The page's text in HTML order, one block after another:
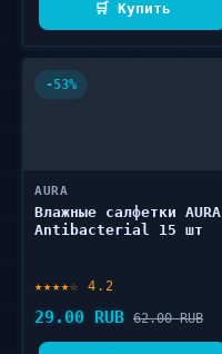
🛒 Купить
-53%
AURA
Влажные салфетки AURA
Antibacterial 15 шт
★★★★☆ 4.2
29.00 RUB 62.00 RUB